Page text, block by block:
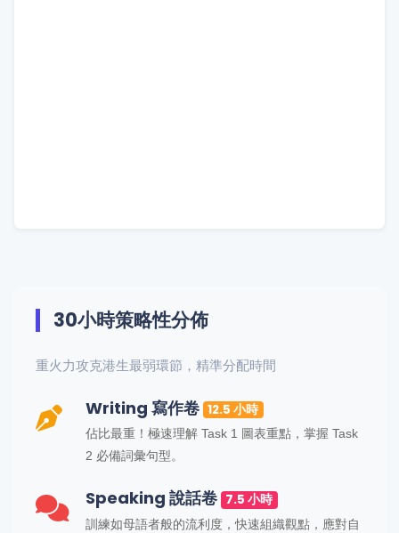
30小時策略性分佈
重火力攻克港生最弱環節，精準分配時間
Writing 寫作卷 12.5 小時
佔比最重！極速理解 Task 1 圖表重點，掌握 Task
2 必備詞彙句型。
Speaking 說話卷 7.5 小時
訓練如母語者般的流利度，快速組織觀點，應對自